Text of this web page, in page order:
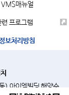
VMS매뉴얼
련 프로그램
보처리방침
) 아이엠빌딩 해양수